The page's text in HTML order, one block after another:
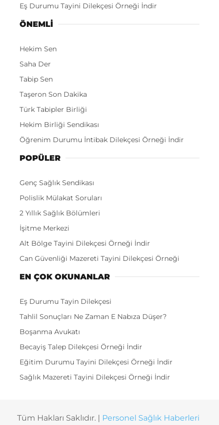
Eş Durumu Tayini Dilekçesi Örneği İndir
ÖNEMLI
Hekim Sen
Saha Der
Tabip Sen
Taşeron Son Dakika
Türk Tabipler Birliği
Hekim Birliği Sendikası
Öğrenim Durumu İntibak Dilekçesi Örneği İndir
POPÜLER
Genç Sağlık Sendikası
Polislik Mülakat Soruları
2 Yıllık Sağlık Bölümleri
İşitme Merkezi
Alt Bölge Tayini Dilekçesi Örneği İndir
Can Güvenliği Mazereti Tayini Dilekçesi Örneği
EN ÇOK OKUNANLAR
Eş Durumu Tayin Dilekçesi
Tahlil Sonuçları Ne Zaman E Nabıza Düşer?
Boşanma Avukatı
Becayiş Talep Dilekçesi Örneği İndir
Eğitim Durumu Tayini Dilekçesi Örneği İndir
Sağlık Mazereti Tayini Dilekçesi Örneği İndir
Tüm Hakları Saklıdır. | Personel Sağlık Haberleri